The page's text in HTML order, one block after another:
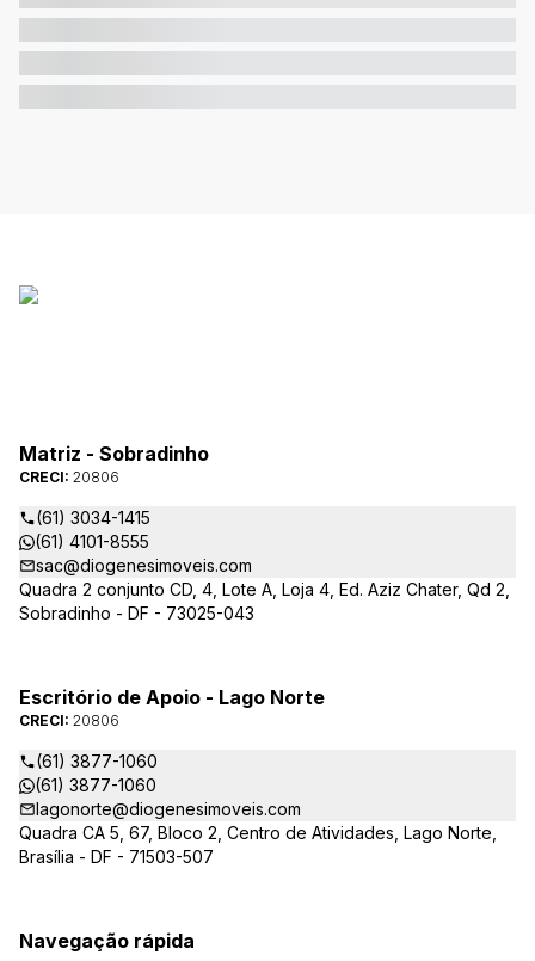
Matriz - Sobradinho
CRECI: 20806
(61) 3034-1415
(61) 4101-8555
sac@diogenesimoveis.com
Quadra 2 conjunto CD, 4, Lote A, Loja 4, Ed. Aziz Chater, Qd 2,
Sobradinho - DF - 73025-043
Escritório de Apoio - Lago Norte
CRECI: 20806
(61) 3877-1060
(61) 3877-1060
lagonorte@diogenesimoveis.com
Quadra CA 5, 67, Bloco 2, Centro de Atividades, Lago Norte,
Brasília - DF - 71503-507
Navegação rápida